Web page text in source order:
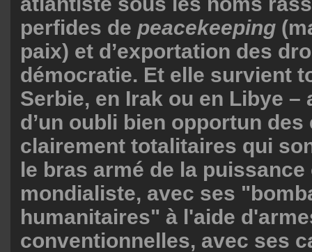
perfides de peacekeeping
paix) et d’exportation des
démocratie. Et elle survient
Serbie, en Irak ou en Libye –
d’un oubli bien opportun
clairement totalitaires qui
le bras armé de la
mondialiste, avec ses
humanitaires" à l'aide
conventionnelles, avec ses